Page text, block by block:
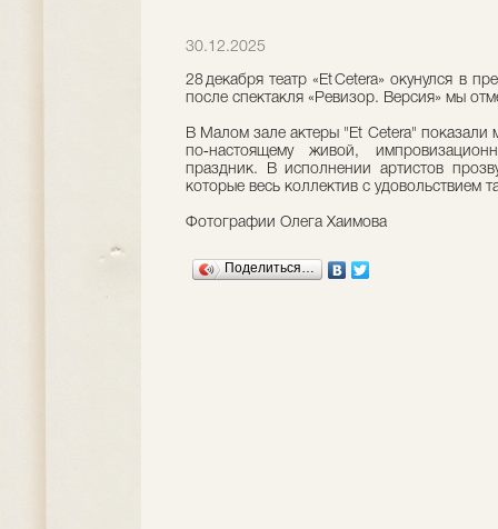
30.12.2025
28 декабря театр «Et Cetera» окунулся в
после спектакля «Ревизор. Версия» мы
В Малом зале актеры "Et Cetera" показали
по‑настоящему живой,
праздник. В исполнении артистов
которые весь коллектив с удовольствием
Фотографии Олега Хаимова
Поделиться…